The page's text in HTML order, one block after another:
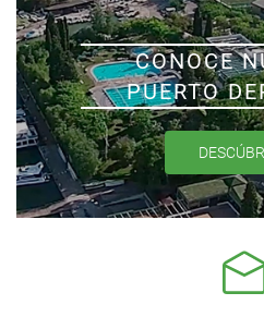
CONOCE
PUERTO